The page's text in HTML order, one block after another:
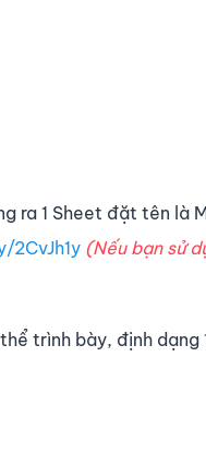
ra 1 Sheet đặt tên là
(Nếu bạn sử
trình bày, định dạng